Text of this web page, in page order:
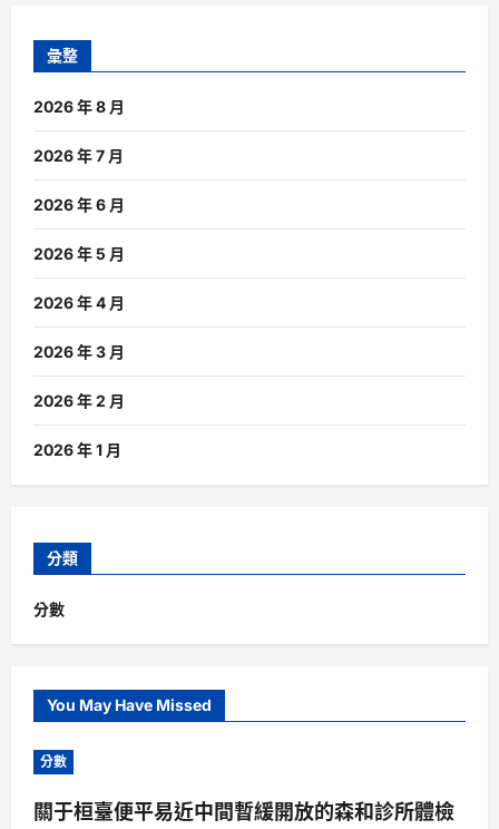
彙整
2026 年 8 月
2026 年 7 月
2026 年 6 月
2026 年 5 月
2026 年 4 月
2026 年 3 月
2026 年 2 月
2026 年 1 月
分類
分數
You May Have Missed
分數
關于桓臺便平易近中間暫緩開放的森和診所體檢